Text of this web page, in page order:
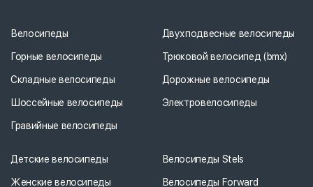
Велосипеды
Горные велосипеды
Складные велосипеды
Шоссейные велосипеды
Гравийные велосипеды
Двухподвесные велосипеды
Трюковой велосипед (bmx)
Дорожные велосипеды
Электровелосипеды
Детские велосипеды
Женские велосипеды
Велосипеды Stels
Велосипеды Forward